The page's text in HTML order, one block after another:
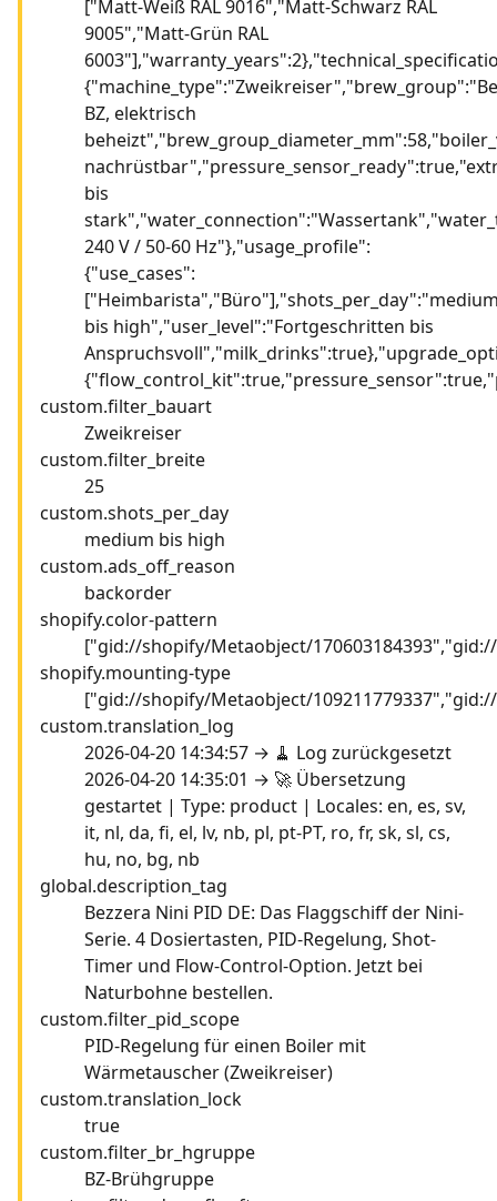
["Matt-Weiß RAL 9016","Matt-Schwarz RAL
9005","Matt-Grün RAL
BZ, elektrisch
bis
240 V / 50-60 Hz"},"usage_profile":
{"use_cases":
bis high","user_level":"Fortgeschritten bis
custom.filter_bauart
Zweikreiser
custom.filter_breite
25
custom.shots_per_day
medium bis high
custom.ads_off_reason
backorder
shopify.color-pattern
["gid://shopify/Metaobject/
shopify.mounting-type
["gid://shopify/Metaobject/
custom.translation_log
2026-04-20 14:34:57 → 🧹 Log zurückgesetzt
2026-04-20 14:35:01 → 🚀 Übersetzung
gestartet | Type: product | Locales: en, es, sv,
it, nl, da, fi, el, lv, nb, pl, pt-PT, ro, fr, sk, sl, cs,
hu, no, bg, nb
global.description_tag
Bezzera Nini PID DE: Das Flaggschiff der Nini-
Serie. 4 Dosiertasten, PID-Regelung, Shot-
Timer und Flow-Control-Option. Jetzt bei
Naturbohne bestellen.
custom.filter_pid_scope
PID-Regelung für einen Boiler mit
Wärmetauscher (Zweikreiser)
custom.translation_lock
true
custom.filter_br_hgruppe
BZ-Brühgruppe